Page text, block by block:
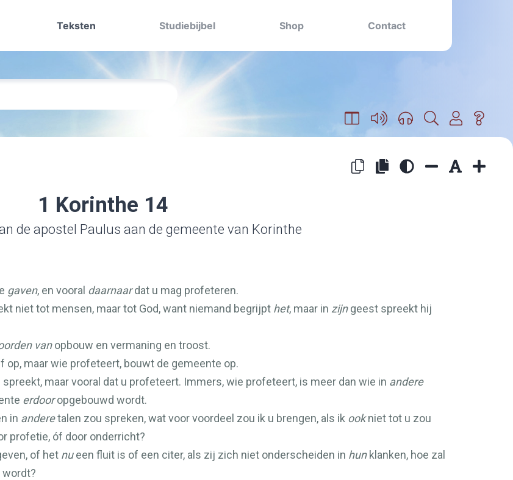
Teksten Studiebijbel Shop Contact
1 Korinthe 14
de apostel Paulus aan de gemeente van Korinthe
gaven, en vooral daarnaardat u mag profeteren.
niet tot mensen, maar tot God, want niemand begrijpt het, maar in zijngeest spreekt hij
vanopbouw en vermaning en troost.
maar wie profeteert, bouwt de gemeente op.
maar vooral dat u profeteert. Immers, wie profeteert, is meer dan wie in andere
erdooropgebouwd wordt.
in anderetalen zou spreken, wat voor voordeel zou ik u brengen, als ik ookniet tot u zou
profetie, óf door onderricht?
of het nueen fluit is of een citer, als zij zich niet onderscheiden in hunklanken, hoe zal